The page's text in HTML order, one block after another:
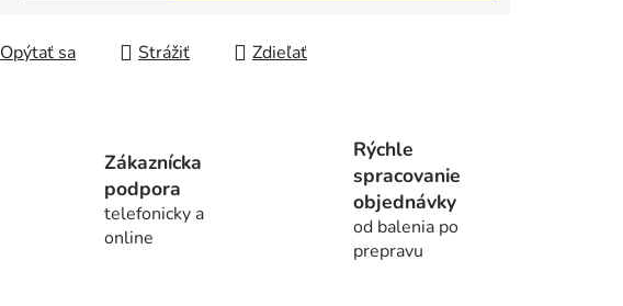
Opýtať sa Strážiť Zdieľať
Zákaznícka
podpora
telefonicky a
online
Rýchle
spracovanie
objednávky
od balenia po
prepravu